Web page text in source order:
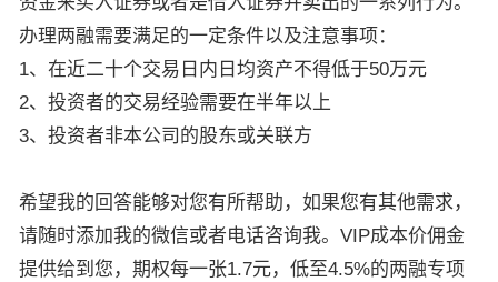
办理两融需要满足的一定条件以及注意事项：
1、在近二十个交易日内日均资产不得低于50万元
2、投资者的交易经验需要在半年以上
3、投资者非本公司的股东或关联方
希望我的回答能够对您有所帮助，如果您有其他需求，
请随时添加我的微信或者电话咨询我。VIP成本价佣金
提供给到您，期权每一张1.7元，低至4.5%的两融专项